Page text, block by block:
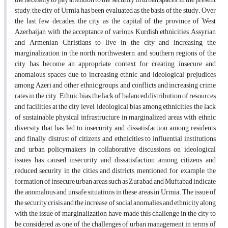
study, the city of Urmia has been evaluated as the basis of the study. Over
the last few decades, the city as the capital of the province of West
Azerbaijan, with the acceptance of various Kurdish ethnicities, Assyrian
and Armenian Christians to live in the city and increasing the
marginalization in the north, northwestern, and southern regions of the
city, has become an appropriate context for creating insecure and
anomalous spaces due to increasing ethnic and ideological prejudices
among Azeri and other ethnic groups, and conflicts and increasing crime
rates in the city. Ethnic bias, the lack of balanced distribution of resources
and facilities at the city level, ideological bias among ethnicities, the lack
of sustainable physical infrastructure in marginalized areas with ethnic
diversity that has led to insecurity and dissatisfaction among residents
and finally, distrust of citizens and ethnicities to influential institutions
and urban policymakers in collaborative discussions on ideological
issues has caused insecurity and dissatisfaction among citizens and
reduced security in the cities and districts mentioned, for example, the
formation of insecure urban areas such as Zurabad and Muftabad indicate
the anomalous and unsafe situations in these areas in Urmia. The issue of
the security crisis and the increase of social anomalies and ethnicity along
with the issue of marginalization have made this challenge in the city to
be considered as one of the challenges of urban management in terms of